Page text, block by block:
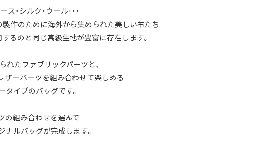
ス・シルク・ウール・・・
製作のために海外から集められた美しい布たち
るのと同じ高級生地が豊富に存在します。
れたファブリックパーツと、
ザーパーツを組み合わせて楽しめる
タイプのバッグです。
の組み合わせを選んで
ナルバッグが完成します。